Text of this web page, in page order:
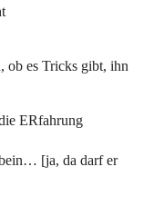
ob es Tricks gibt, ihn
ERfahrung
[ja, da darf er